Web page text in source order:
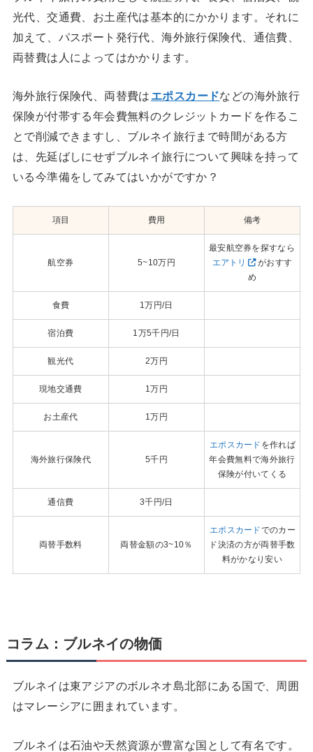
光代、交通費、お土産代は基本的にかかります。それに
加えて、パスポート発行代、海外旅行保険代、通信費、
両替費は人によってはかかります。
海外旅行保険代、両替費は エポスカードなどの海外旅行
保険が付帯する年会費無料のクレジットカードを作るこ
とで削減できますし、ブルネイ旅行まで時間がある方
は、先延ばしにせずブルネイ旅行について興味を持って
いる今準備をしてみてはいかがですか？
項目 費用 備考
航空券 5~10万円
最安航空券を探すなら
エアトリ
がおすす
め
食費 1万円/日
宿泊費 1万5千円/日
観光代 2万円
現地交通費 1万円
お土産代 1万円
海外旅行保険代 5千円
エポスカード を作れば
年会費無料で海外旅行
保険が付いてくる
通信費 3千円/日
両替手数料 両替金額の3~10％
エポスカードでのカー
ド決済の方が両替手数
料がかなり安い
コラム：ブルネイの物価
ブルネイは東アジアのボルネオ島北部にある国で、周囲
はマレーシアに囲まれています。
ブルネイは石油や天然資源が豊富な国として有名です。